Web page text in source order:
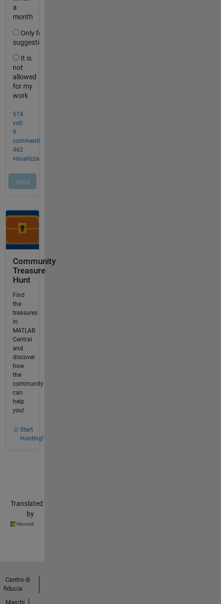
Community
Treasure
Hunt
Find
the
treasures
in
MATLAB
Central
and
discover
how
the
community
can
help
you!
Start
Hunting!
Translated
by
Centro di
fiducia
Marchi